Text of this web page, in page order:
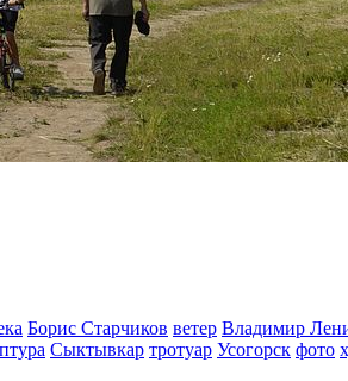
Борис Старчиков ветер Владимир
Сыктывкар тротуар Усогорск фото